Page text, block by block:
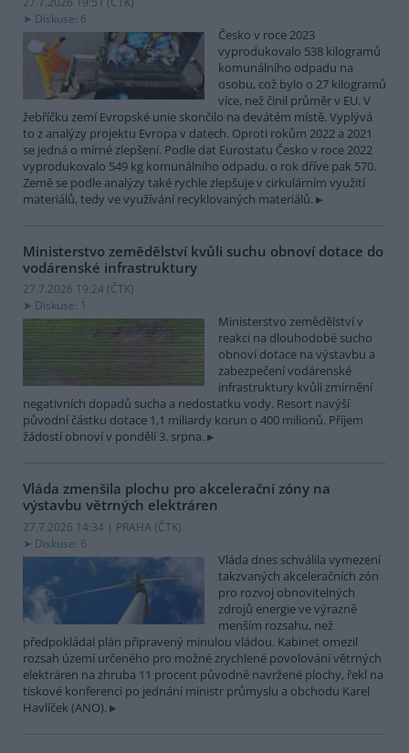
Diskuse: 6
Česko v roce 2023
vyprodukovalo 538 kilogramů
komunálního odpadu na
osobu, což bylo o 27 kilogramů
více, než činil průměr v EU. V
žebříčku zemí Evropské unie skončilo na devátém místě. Vyplývá
to z analýzy projektu Evropa v datech. Oproti rokům 2022 a 2021
se jedná o mírné zlepšení. Podle dat Eurostatu Česko v roce 2022
vyprodukovalo 549 kg komunálního odpadu, o rok dříve pak 570.
Země se podle analýzy také rychle zlepšuje v cirkulárním využití
materiálů, tedy ve využívání recyklovaných materiálů.
Ministerstvo zemědělství kvůli suchu obnoví dotace do
vodárenské infrastruktury
27.7.2026 19:24 (ČTK)
Diskuse: 1
Ministerstvo zemědělství v
reakci na dlouhodobé sucho
obnoví dotace na výstavbu a
zabezpečení vodárenské
infrastruktury kvůli zmírnění
negativních dopadů sucha a nedostatku vody. Resort navýší
původní částku dotace 1,1 miliardy korun o 400 milionů. Příjem
žádostí obnoví v pondělí 3. srpna.
Vláda zmenšila plochu pro akcelerační zóny na
výstavbu větrných elektráren
27.7.2026 14:34 | PRAHA (ČTK)
Diskuse: 6
Vláda dnes schválila vymezení
takzvaných akceleračních zón
pro rozvoj obnovitelných
zdrojů energie ve výrazně
menším rozsahu, než
předpokládal plán připravený minulou vládou. Kabinet omezil
rozsah území určeného pro možné zrychlené povolování větrných
elektráren na zhruba 11 procent původně navržené plochy, řekl na
tiskové konferenci po jednání ministr průmyslu a obchodu Karel
Havlíček (ANO).